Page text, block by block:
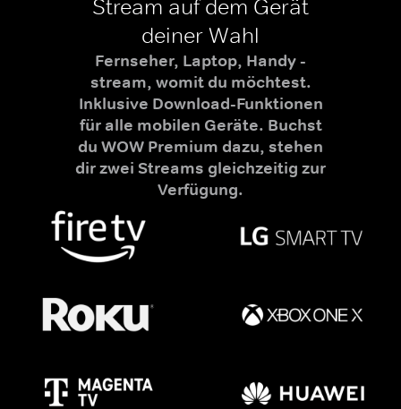
Stream auf dem Gerät
deiner Wahl
Fernseher, Laptop, Handy -
stream, womit du möchtest.
Inklusive Download-Funktionen
für alle mobilen Geräte. Buchst
du WOW Premium dazu, stehen
dir zwei Streams gleichzeitig zur
Verfügung.